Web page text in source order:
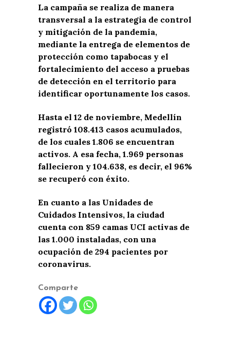
La campaña se realiza de manera
transversal a la estrategia de control
y mitigación de la pandemia,
mediante la entrega de elementos de
protección como tapabocas y el
fortalecimiento del acceso a pruebas
de detección en el territorio para
identificar oportunamente los casos.
Hasta el 12 de noviembre, Medellín
registró 108.413 casos acumulados,
de los cuales 1.806 se encuentran
activos. A esa fecha, 1.969 personas
fallecieron y 104.638, es decir, el 96%
se recuperó con éxito.
En cuanto a las Unidades de
Cuidados Intensivos, la ciudad
cuenta con 859 camas UCI activas de
las 1.000 instaladas, con una
ocupación de 294 pacientes por
coronavirus.
Comparte